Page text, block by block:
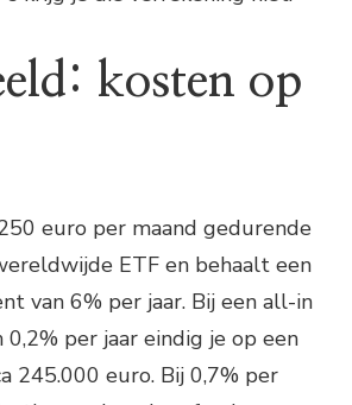
kosten op
euro per maand gedurende
ETF en behaalt een
van 6% per jaar. Bij een all-in
0,2% per jaar eindig je op een
245.000 euro. Bij 0,7% per